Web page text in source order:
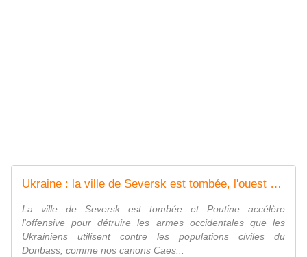
Ukraine : la ville de Seversk est tombée, l'ouest de l'Europe vacille
La ville de Seversk est tombée et Poutine accélère
l'offensive pour détruire les armes occidentales que les
Ukrainiens utilisent contre les populations civiles du
Donbass, comme nos canons Caes...